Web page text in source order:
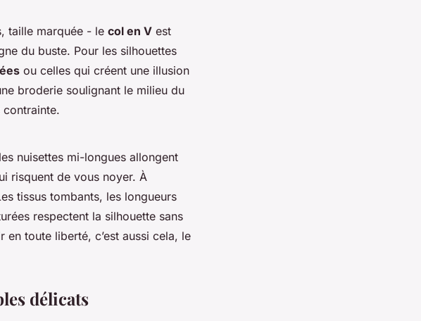
taille marquée - le col en V est
du buste. Pour les silhouettes
ou celles qui créent une illusion
broderie soulignant le milieu du
contrainte.
nuisettes mi-longues allongent
risquent de vous noyer. À
tissus tombants, les longueurs
respectent la silhouette sans
en toute liberté, c’est aussi cela, le
délicats